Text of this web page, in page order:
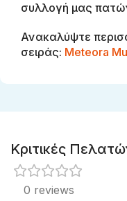
συλλογή μας
Ανακαλύψτε
σειράς: Meteora
Κριτικές
0 reviews